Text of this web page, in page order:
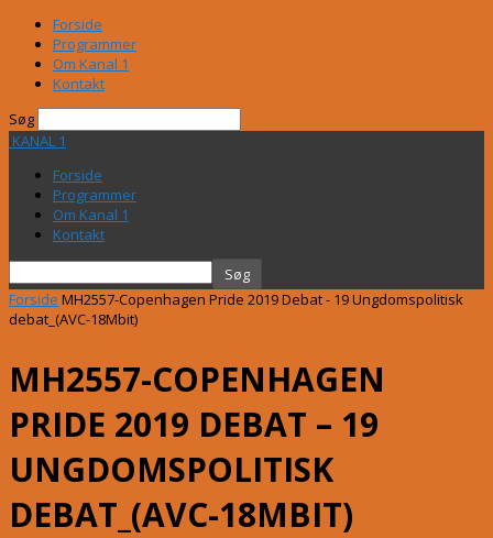
Forside
Programmer
Om Kanal 1
Kontakt
Søg
KANAL 1
Forside
Programmer
Om Kanal 1
Kontakt
Forside MH2557-Copenhagen Pride 2019 Debat - 19 Ungdomspolitisk
debat_(AVC-18Mbit)
MH2557-COPENHAGEN
PRIDE 2019 DEBAT – 19
UNGDOMSPOLITISK
DEBAT_(AVC-18MBIT)